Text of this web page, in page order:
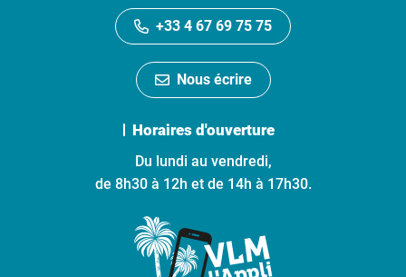
+33 4 67 69 75 75
Nous écrire
Horaires d'ouverture
Du lundi au vendredi,
de 8h30 à 12h et de 14h à 17h30.